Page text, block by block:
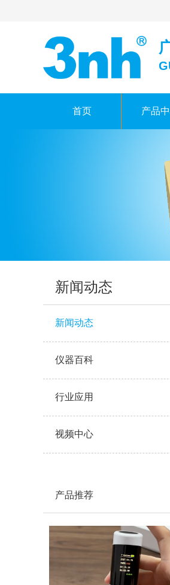
首页 产品
新闻动态
新闻动态
仪器百科
行业应用
视频中心
产品推荐